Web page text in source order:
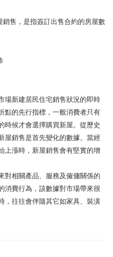
商品服務
銷售，是指簽訂出售合約的房屋數
場新建居民住宅銷售狀況的即時
點的先行指標，一般消費者只有
時候才會選擇購買新屋。從歷史
屋銷售是首先變化的數據。當經
上漲時，新屋銷售會有堅實的增
對相關產品、服務及僱傭關係的
消費行為，該數據對市場帶來很
，往往會伴隨其它如家具、裝潢